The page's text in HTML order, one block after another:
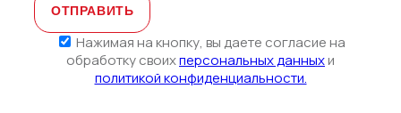
Нажимая на кнопку, вы даете согласие на
обработку своихперсональных данныхи
политикой конфиденциальности.